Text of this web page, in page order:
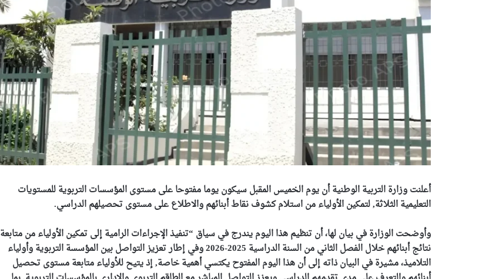
أعلنت وزارة التربية الوطنية أن يوم الخميس المقبل سيكون يوما مفتوحا على مستوى المؤسسات التربوية للمستويات
التعليمية الثلاثة, لتمكين الأولياء من استلام كشوف نقاط أبنائهم والاطلاع على مستوى تحصيلهم الدراسي.
وأوضحت الوزارة في بيان لها، أن تنظيم هذا اليوم يندرج في سياق “تنفيذ الإجراءات الرامية إلى تمكين الأولياء من متابعة
نتائج أبنائهم خلال الفصل الثاني من السنة الدراسية 2025-2026 وفي إطار تعزيز التواصل بين المؤسسة التربوية وأولياء
التلاميذ، مشيرة في البيان ذاته إلى أن هذا اليوم المفتوح يكتسي أهمية خاصة, إذ يتيح للأولياء متابعة مستوى تحصيل
رئيس الجمهورية يعزي عائلة
الشيخ سعيد الحاج محمد بن
إبراهيم “كعباش”
بتوجيهات من وزير الداخلية
..انطلاق حملة وطنية واسعة
للنظافة عبر مختلف ولايات